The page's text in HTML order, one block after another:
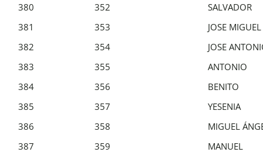
380
352
SALVADOR
381
353
JOSE MIGUEL
382
354
JOSE
383
355
ANTONIO
384
356
BENITO
385
357
YESENIA
386
358
MIGUEL
387
359
MANUEL